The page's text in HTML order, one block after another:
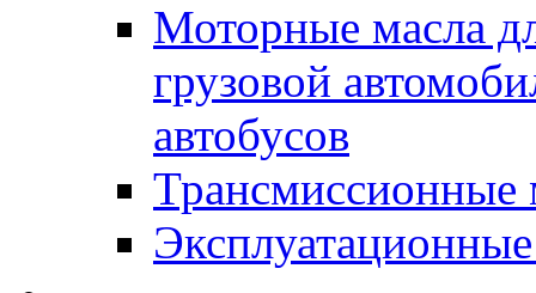
Моторные масла
грузовой
автобусов
Трансмиссионные